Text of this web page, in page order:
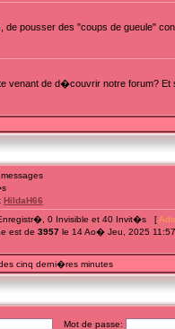
pousser des "coups de gueule"
venant de d�couvrir notre forum?
messages
HildaH66
0 Invisible et 40 Invit�s [
est de 3957 le 14 Ao� Jeu, 2025
cinq derni�res minutes
Mot de passe: